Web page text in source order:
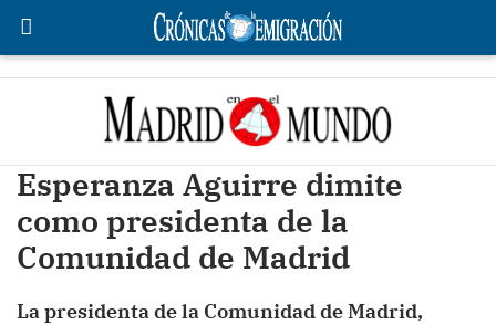
Esperanza Aguirre dimite
como presidenta de la
Comunidad de Madrid
La presidenta de la Comunidad de Madrid,